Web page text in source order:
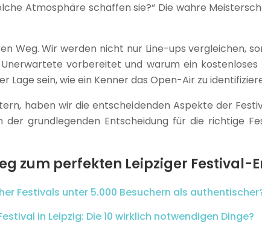
Atmosphäre schaffen sie?“ Die wahre
Weg. Wir werden nicht nur Line-ups vergleichen,
vorbereitet und warum ein
Lage sein, wie ein Kenner das Open-Air zu
haben wir die entscheidenden Aspekte der
grundlegenden Entscheidung für die richtige
zum perfekten Leipziger Festival-
Festivals unter 5.000 Besuchern als
in Leipzig: Die 10 wirklich notwendigen Dinge?